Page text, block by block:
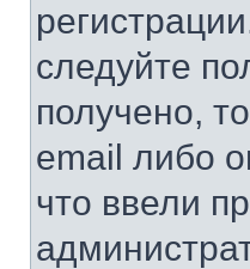
следуйте
получено,
email либо
что ввели